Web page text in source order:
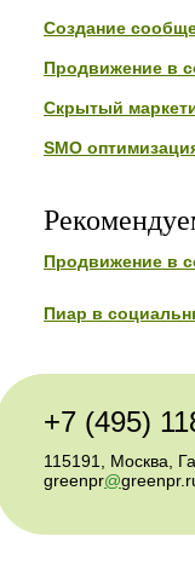
Создание
Продвижение в
Скрытый
SMO
Продвижение в
Пиар в
+7 (495)
115191, Москва,
greenpr@